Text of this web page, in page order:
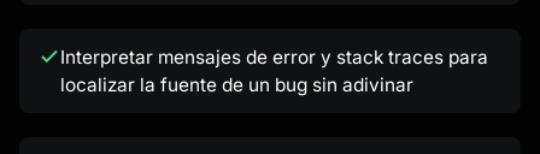
Interpretar mensajes de error y stack traces para
localizar la fuente de un bug sin adivinar